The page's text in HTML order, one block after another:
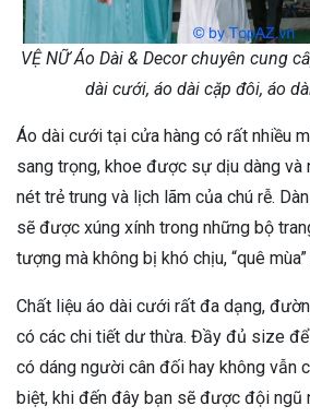
VỆ NỮ Áo Dài & Decor chuyên cung
dài cưới, áo dài cặp đôi, áo
Áo dài cưới tại cửa hàng có rất nhiều
sang trọng, khoe được sự dịu dàng và
nét trẻ trung và lịch lãm của chú rễ.
sẽ được xúng xính trong những bộ
tượng mà không bị khó chịu, “quê
Chất liệu áo dài cưới rất đa dạng,
có các chi tiết dư thừa. Đầy đủ size
có dáng người cân đối hay không vẫn
biệt, khi đến đây bạn sẽ được đội ngũ